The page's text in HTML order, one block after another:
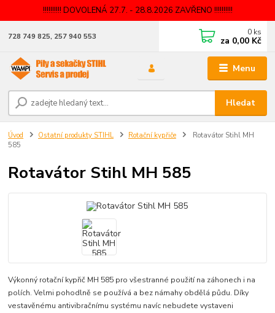
!!!!!!!!!! DOVOLENÁ 27.7. - 28.8.2026 ZAVŘENO !!!!!!!!!!
Menu
Hledat
728 749 825, 257 940 553 0 ks
za 0,00 Kč
Úvod Ostatní produkty STIHL Rotační kypřiče
Rotavátor Stihl MH
585
Rotavátor Stihl MH 585
Výkonný rotační kypřič MH 585 pro všestranné použití na záhonech i na
polích. Velmi pohodlně se používá a bez námahy obdělá půdu. Díky
vestavěnému antivibračnímu systému navíc nebudete vystaveni